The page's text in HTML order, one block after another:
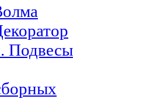
Подвесы